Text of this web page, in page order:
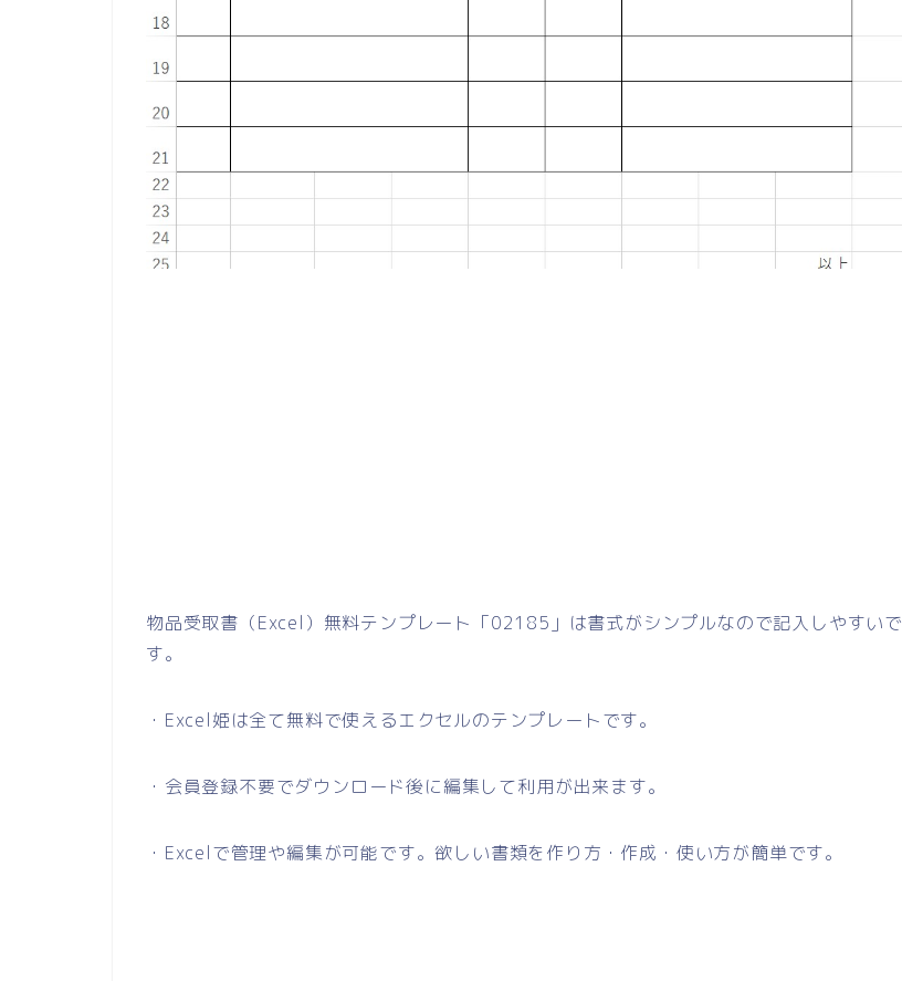
物品受取書（Excel）無料テンプレート「02185」は書式がシンプルなので記入しやすいで
す。
・Excel姫は全て無料で使えるエクセルのテンプレートです。
・会員登録不要でダウンロード後に編集して利用が出来ます。
・Excelで管理や編集が可能です。欲しい書類を作り方・作成・使い方が簡単です。